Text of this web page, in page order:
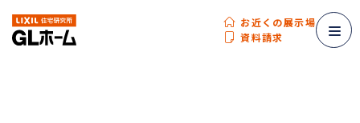
お近くの展示場
資料請求